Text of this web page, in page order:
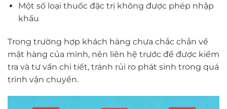
Một số loại thuốc đặc trị không được phép nhập
khẩu
Trong trường hợp khách hàng chưa chắc chắn về
mặt hàng của mình, nên liên hệ trước để được kiểm
tra và tư vấn chi tiết, tránh rủi ro phát sinh trong quá
trình vận chuyển.